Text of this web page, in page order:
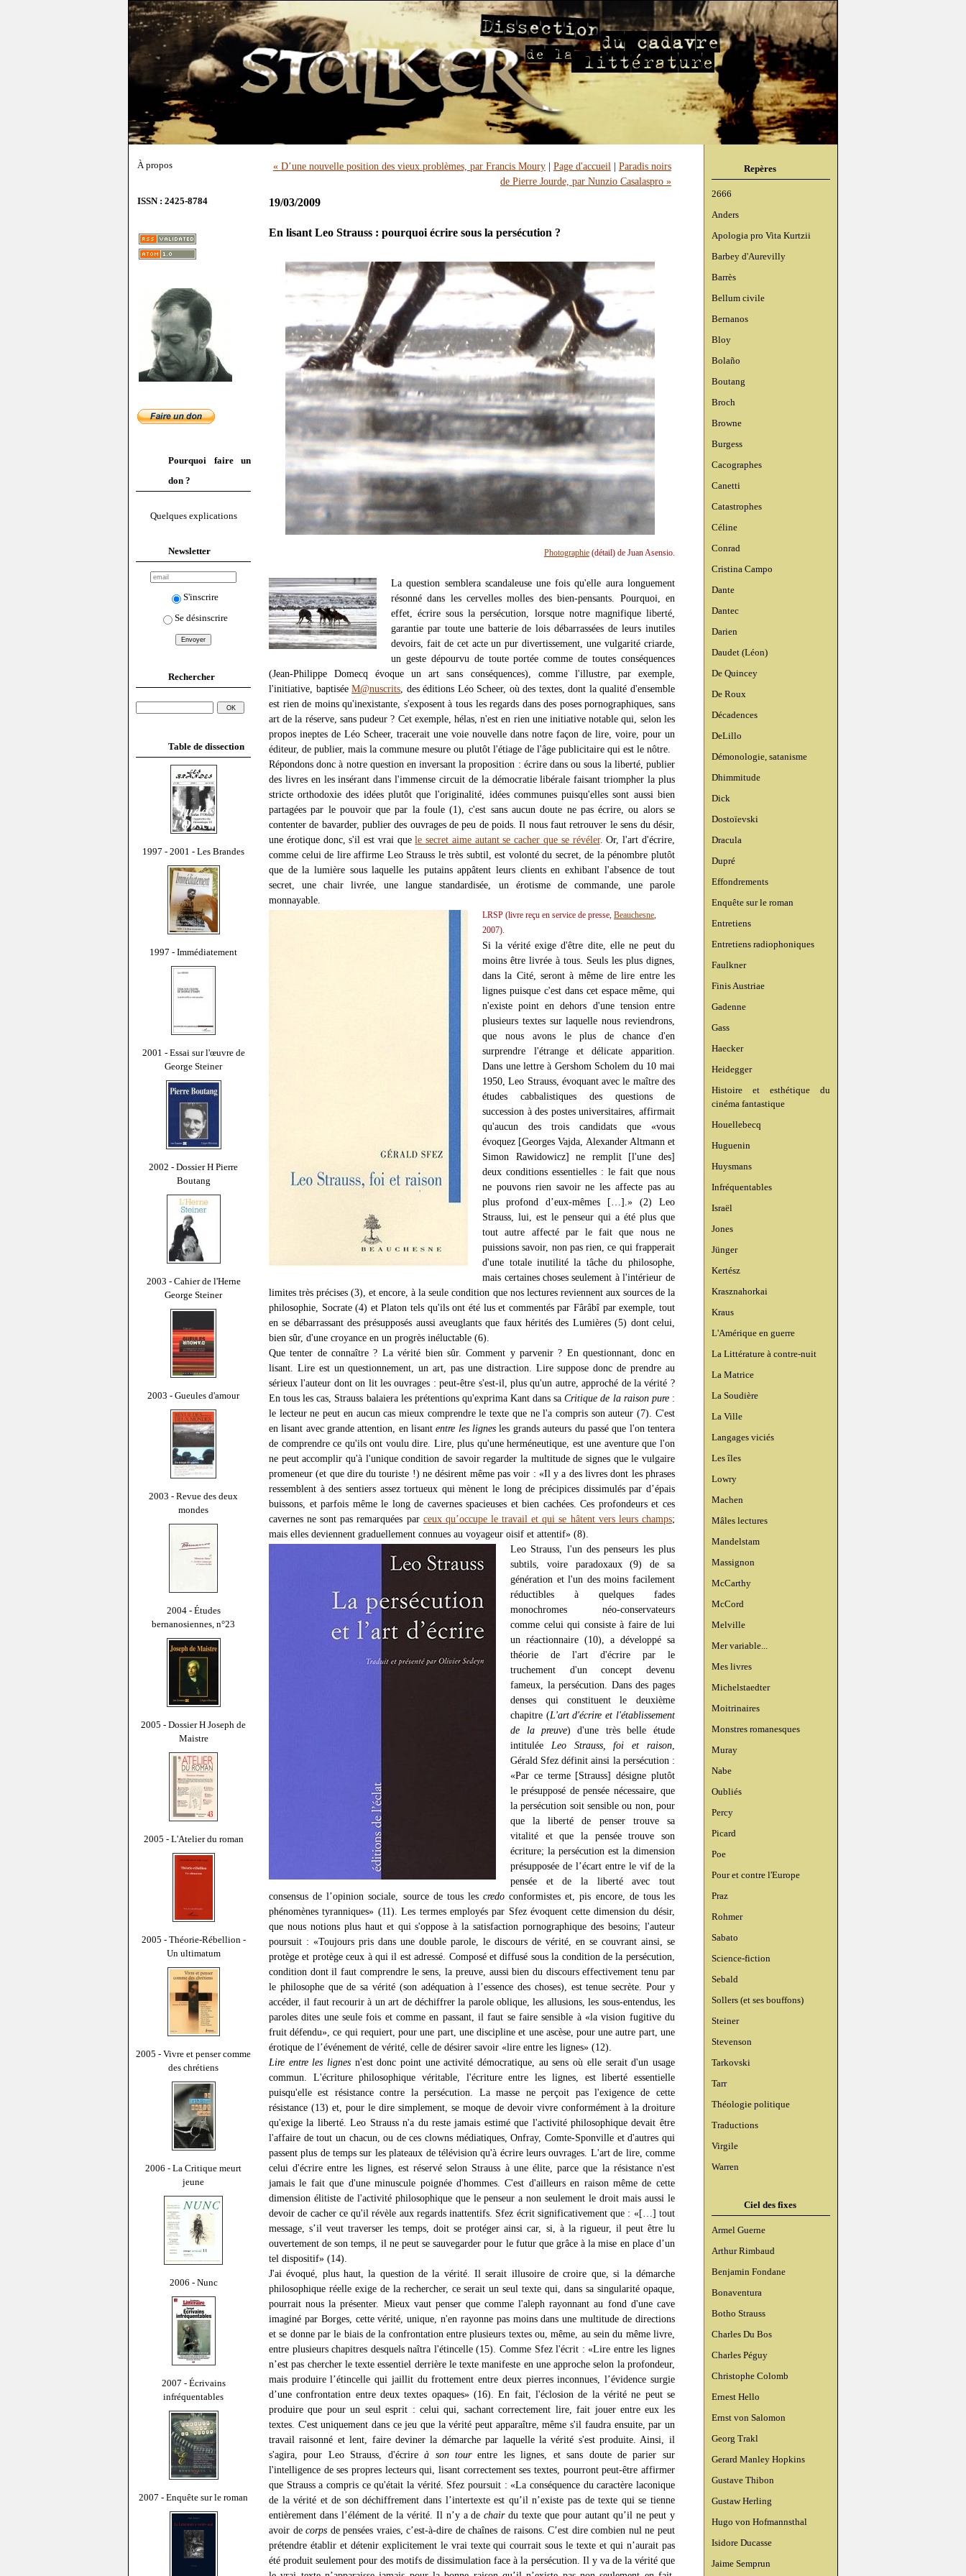
À propos
ISSN : 2425-8784
Pourquoi faire un
don ?
Quelques explications
Newsletter
S'inscrire
Se désinscrire
Rechercher
Table de dissection
1997 - 2001 - Les Brandes
1997 - Immédiatement
2001 - Essai sur l'œuvre de
George Steiner
2002 - Dossier H Pierre
Boutang
2003 - Cahier de l'Herne
George Steiner
2003 - Gueules d'amour
2003 - Revue des deux
mondes
2004 - Études
bernanosiennes, n°23
2005 - Dossier H Joseph de
Maistre
2005 - L'Atelier du roman
2005 - Théorie-Rébellion -
Un ultimatum
2005 - Vivre et penser comme
des chrétiens
2006 - La Critique meurt
jeune
2006 - Nunc
2007 - Écrivains
infréquentables
2007 - Enquête sur le roman
Repères
2666
Anders
Apologia pro Vita Kurtzii
Barbey d'Aurevilly
Barrès
Bellum civile
Bernanos
Bloy
Bolaño
Boutang
Broch
Browne
Burgess
Cacographes
Canetti
Catastrophes
Céline
Conrad
Cristina Campo
Dante
Dantec
Darien
Daudet (Léon)
De Quincey
De Roux
Décadences
DeLillo
Démonologie, satanisme
Dhimmitude
Dick
Dostoïevski
Dracula
Dupré
Effondrements
Enquête sur le roman
Entretiens
Entretiens radiophoniques
Faulkner
Finis Austriae
Gadenne
Gass
Haecker
Heidegger
Histoire et esthétique du
cinéma fantastique
Houellebecq
Huguenin
Huysmans
Infréquentables
Israël
Jones
Jünger
Kertész
Krasznahorkai
Kraus
L'Amérique en guerre
La Littérature à contre-nuit
La Matrice
La Soudière
La Ville
Langages viciés
Les îles
Lowry
Machen
Mâles lectures
Mandelstam
Massignon
McCarthy
McCord
Melville
Mer variable...
Mes livres
Michelstaedter
Moitrinaires
Monstres romanesques
Muray
Nabe
Oubliés
Percy
Picard
Poe
Pour et contre l'Europe
Praz
Rohmer
Sabato
Science-fiction
Sebald
Sollers (et ses bouffons)
Steiner
Stevenson
Tarkovski
Tarr
Théologie politique
Traductions
Virgile
Warren
Ciel des fixes
Armel Guerne
Arthur Rimbaud
Benjamin Fondane
Bonaventura
Botho Strauss
Charles Du Bos
Charles Péguy
Christophe Colomb
Ernest Hello
Ernst von Salomon
Georg Trakl
Gerard Manley Hopkins
Gustave Thibon
Gustaw Herling
Hugo von Hofmannsthal
Isidore Ducasse
Jaime Semprun
« D’une nouvelle position des vieux problèmes, par Francis Moury| Page d'accueil | Paradis noirs
de Pierre Jourde, par Nunzio Casalaspro »
19/03/2009
En lisant Leo Strauss : pourquoi écrire sous la persécution ?
Photographie(détail) de Juan Asensio.
La question semblera scandaleuse une fois qu'elle aura longuement
résonné dans les cervelles molles des bien-pensants. Pourquoi, en
effet, écrire sous la persécution, lorsque notre magnifique liberté,
garantie par toute une batterie de lois débarrassées de leurs inutiles
devoirs, fait de cet acte un pur divertissement, une vulgarité criarde,
un geste dépourvu de toute portée comme de toutes conséquences
(Jean-Philippe Domecq évoque un art sans conséquences), comme l'illustre, par exemple,
l'initiative, baptiséeM@nuscrits , des éditions Léo Scheer, où des textes, dont la qualité d'ensemble
est rien de moins qu'inexistante, s'exposent à tous les regards dans des poses pornographiques, sans
art de la réserve, sans pudeur ? Cet exemple, hélas, n'est en rien une initiative notable qui, selon les
propos ineptes de Léo Scheer, tracerait une voie nouvelle dans notre façon de lire, voire, pour un
éditeur, de publier, mais la commune mesure ou plutôt l'étiage de l'âge publicitaire qui est le nôtre.
Répondons donc à notre question en inversant la proposition : écrire dans ou sous la liberté, publier
des livres en les insérant dans l'immense circuit de la démocratie libérale faisant triompher la plus
stricte orthodoxie des idées plutôt que l'originalité, idées communes puisqu'elles sont aussi bien
partagées par le pouvoir que par la foule (1), c'est sans aucun doute ne pas écrire, ou alors se
contenter de bavarder, publier des ouvrages de peu de poids. Il nous faut retrouver le sens du désir,
une érotique donc, s'il est vrai quele secret aime autant se cacher que se révéler. Or, l'art d'écrire,
comme celui de lire affirme Leo Strauss le très subtil, est volonté du secret, de la pénombre plutôt
que de la lumière sous laquelle les putains appâtent leurs clients en exhibant l'absence de tout
secret, une chair livrée, une langue standardisée, un érotisme de commande, une parole
monnayable.
LRSP (livre reçu en service de presse,Beauchesne,
2007).
Si la vérité exige d'être dite, elle ne peut du
moins être livrée à tous. Seuls les plus dignes,
dans la Cité, seront à même de lire entre les
lignes puisque c'est dans cet espace même, qui
n'existe point en dehors d'une tension entre
plusieurs textes sur laquelle nous reviendrons,
que nous avons le plus de chance d'en
surprendre l'étrange et délicate apparition.
Dans une lettre à Gershom Scholem du 10 mai
1950, Leo Strauss, évoquant avec le maître des
études cabbalistiques des questions de
succession à des postes universitaires, affirmait
qu'aucun des trois candidats que «vous
évoquez [Georges Vajda, Alexander Altmann et
Simon Rawidowicz] ne remplit [l'une des]
deux conditions essentielles : le fait que nous
ne pouvons rien savoir ne les affecte pas au
plus profond d’eux-mêmes […].» (2) Leo
Strauss, lui, est le penseur qui a été plus que
tout autre affecté par le fait que nous ne
puissions savoir, non pas rien, ce qui frapperait
d'une totale inutilité la tâche du philosophe,
mais certaines choses seulement à l'intérieur de
limites très précises (3), et encore, à la seule condition que nos lectures reviennent aux sources de la
philosophie, Socrate (4) et Platon tels qu'ils ont été lus et commentés par Fârâbî par exemple, tout
en se débarrassant des présupposés aussi aveuglants que faux hérités des Lumières (5) dont celui,
bien sûr, d'une croyance en un progrès inéluctable (6).
Que tenter de connaître ? La vérité bien sûr. Comment y parvenir ? En questionnant, donc en
lisant. Lire est un questionnement, un art, pas une distraction. Lire suppose donc de prendre au
sérieux l'auteur dont on lit les ouvrages : peut-être s'est-il, plus qu'un autre, approché de la vérité ?
En tous les cas, Strauss balaiera les prétentions qu'exprima Kant dans saCritique de la raison pure:
le lecteur ne peut en aucun cas mieux comprendre le texte que ne l'a compris son auteur (7). C'est
en lisant avec grande attention, en lisantentre les lignes les grands auteurs du passé que l'on tentera
de comprendre ce qu'ils ont voulu dire. Lire, plus qu'une herméneutique, est une aventure que l'on
ne peut accomplir qu'à l'unique condition de savoir regarder la multitude de signes que le vulgaire
promeneur (et que dire du touriste !) ne désirent même pas voir : «Il y a des livres dont les phrases
ressemblent à des sentiers assez tortueux qui mènent le long de précipices dissimulés par d’épais
buissons, et parfois même le long de cavernes spacieuses et bien cachées. Ces profondeurs et ces
cavernes ne sont pas remarquées par ceux qu’occupe le travail et qui se hâtent vers leurs champs;
mais elles deviennent graduellement connues au voyageur oisif et attentif» (8).
Leo Strauss, l'un des penseurs les plus
subtils, voire paradoxaux (9) de sa
génération et l'un des moins facilement
réductibles à quelques fades
monochromes néo-conservateurs
comme celui qui consiste à faire de lui
un réactionnaire (10), a développé sa
théorie de l'art d'écrire par le
truchement d'un concept devenu
fameux, la persécution. Dans des pages
denses qui constituent le deuxième
chapitre (L'art d'écrire et l'établissement
de la preuve) d'une très belle étude
intitulée Leo Strauss, foi et raison,
Gérald Sfez définit ainsi la persécution :
«Par ce terme [Strauss] désigne plutôt
le présupposé de pensée nécessaire, que
la persécution soit sensible ou non, pour
que la liberté de penser trouve sa
vitalité et que la pensée trouve son
écriture; la persécution est la dimension
présupposée de l’écart entre le vif de la
pensée et de la liberté avec tout
consensus de l’opinion sociale, source de tous les credo conformistes et, pis encore, de tous les
phénomènes tyranniques» (11). Les termes employés par Sfez évoquent cette dimension du désir,
que nous notions plus haut et qui s'oppose à la satisfaction pornographique des besoins; l'auteur
poursuit : «Toujours pris dans une double parole, le discours de vérité, en se couvrant ainsi, se
protège et protège ceux à qui il est adressé. Composé et diffusé sous la condition de la persécution,
condition dont il faut comprendre le sens, la preuve, aussi bien du discours effectivement tenu par
le philosophe que de sa vérité (son adéquation à l’essence des choses), est tenue secrète. Pour y
accéder, il faut recourir à un art de déchiffrer la parole oblique, les allusions, les sous-entendus, les
paroles dites une seule fois et comme en passant, il faut se faire sensible à «la vision fugitive du
fruit défendu», ce qui requiert, pour une part, une discipline et une ascèse, pour une autre part, une
érotique de l’événement de vérité, celle de désirer savoir «lire entre les lignes» (12).
Lire entre les lignes n'est donc point une activité démocratique, au sens où elle serait d'un usage
commun. L'écriture philosophique véritable, l'écriture entre les lignes, est liberté essentielle
puisqu'elle est résistance contre la persécution. La masse ne perçoit pas l'exigence de cette
résistance (13) et, pour le dire simplement, se moque de devoir vivre conformément à la droiture
qu'exige la liberté. Leo Strauss n'a du reste jamais estimé que l'activité philosophique devait être
l'affaire de tout un chacun, ou de ces clowns médiatiques, Onfray, Comte-Sponville et d'autres qui
passent plus de temps sur les plateaux de télévision qu'à écrire leurs ouvrages. L'art de lire, comme
celui d'écrire entre les lignes, est réservé selon Strauss à une élite, parce que la résistance n'est
jamais le fait que d'une minuscule poignée d'hommes. C'est d'ailleurs en raison même de cette
dimension élitiste de l'activité philosophique que le penseur a non seulement le droit mais aussi le
devoir de cacher ce qu'il révèle aux regards inattentifs. Sfez écrit significativement que : «[…] tout
message, s’il veut traverser les temps, doit se protéger ainsi car, si, à la rigueur, il peut être lu
ouvertement de son temps, il ne peut se sauvegarder pour le futur que grâce à la mise en place d’un
tel dispositif» (14).
J'ai évoqué, plus haut, la question de la vérité. Il serait illusoire de croire que, si la démarche
philosophique réelle exige de la rechercher, ce serait un seul texte qui, dans sa singularité opaque,
pourrait nous la présenter. Mieux vaut penser que comme l'aleph rayonnant au fond d'une cave
imaginé par Borges, cette vérité, unique, n'en rayonne pas moins dans une multitude de directions
et se donne par le biais de la confrontation entre plusieurs textes ou, même, au sein du même livre,
entre plusieurs chapitres desquels naîtra l'étincelle (15). Comme Sfez l'écrit : «Lire entre les lignes
n’est pas chercher le texte essentiel derrière le texte manifeste en une approche selon la profondeur,
mais produire l’étincelle qui jaillit du frottement entre deux pierres inconnues, l’évidence surgie
d’une confrontation entre deux textes opaques» (16). En fait, l'éclosion de la vérité ne peut se
produire que pour un seul esprit : celui qui, sachant correctement lire, fait jouer entre eux les
textes. C'est uniquement dans ce jeu que la vérité peut apparaître, même s'il faudra ensuite, par un
travail raisonné et lent, faire deviner la démarche par laquelle la vérité s'est produite. Ainsi, il
s'agira, pour Leo Strauss, d'écrireà son tourentre les lignes, et sans doute de parier sur
l'intelligence de ses propres lecteurs qui, lisant correctement ses textes, pourront peut-être affirmer
que Strauss a compris ce qu'était la vérité. Sfez poursuit : «La conséquence du caractère laconique
de la vérité et de son déchiffrement dans l’intertexte est qu’il n’existe pas de texte qui se tienne
entièrement dans l’élément de la vérité. Il n’y a dechairdu texte que pour autant qu’il ne peut y
avoir decorps de pensées vraies, c’est-à-dire de chaînes de raisons. C’est dire combien nul ne peut
prétendre établir et détenir explicitement le vrai texte qui courrait sous le texte et qui n’aurait pas
été produit seulement pour des motifs de dissimulation face à la persécution. Il y va de la vérité que